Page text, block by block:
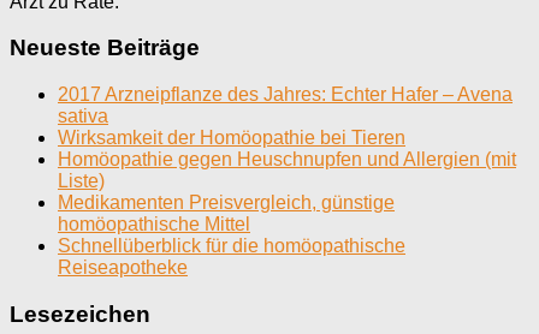
Neueste Beiträge
2017 Arzneipflanze des Jahres: Echter Hafer – Avena
sativa
Wirksamkeit der Homöopathie bei Tieren
Homöopathie gegen Heuschnupfen und Allergien (mit
Liste)
Medikamenten Preisvergleich, günstige
homöopathische Mittel
Schnellüberblick für die homöopathische
Reiseapotheke
Lesezeichen